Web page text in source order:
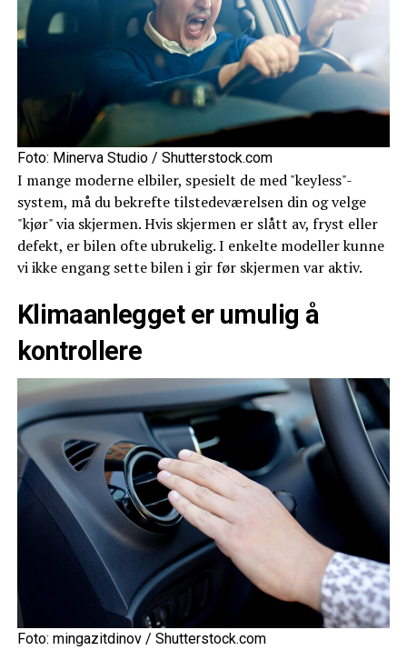
Foto: Minerva Studio / Shutterstock.com
I mange moderne elbiler, spesielt de med "keyless"-
system, må du bekrefte tilstedeværelsen din og velge
"kjør" via skjermen. Hvis skjermen er slått av, fryst eller
defekt, er bilen ofte ubrukelig. I enkelte modeller kunne
vi ikke engang sette bilen i gir før skjermen var aktiv.
Klimaanlegget er umulig å
kontrollere
Foto: mingazitdinov / Shutterstock.com